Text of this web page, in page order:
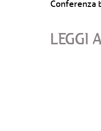
Conferenza
LEGGI